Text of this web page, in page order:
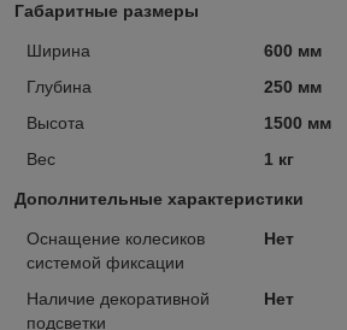
Габаритные размеры
Ширина
600 мм
Глубина
250 мм
Высота
1500 мм
Вес
1 кг
Дополнительные характеристики
Оснащение колесиков
системой фиксации
Нет
Наличие декоративной
подсветки
Нет